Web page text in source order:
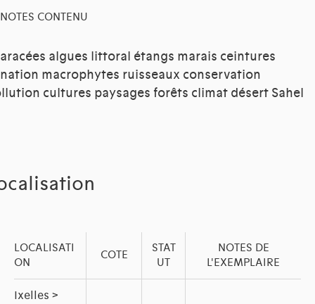
NOTES CONTENU
algues littoral étangs marais ceintures
macrophytes ruisseaux conservation
cultures paysages forêts climat désert Sahel
LOCALISATI
ON
COTE
STAT
UT
NOTES DE
L'EXEMPLAIRE
Ixelles >